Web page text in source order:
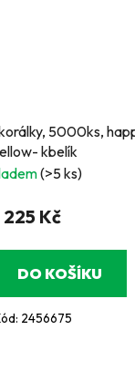
5000ks, happy
kbelík
(>5 ks)
225 Kč
DO KOŠÍKU
2456675